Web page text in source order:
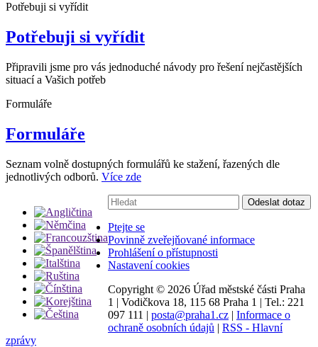
Potřebuji si vyřídit
Potřebuji si vyřídit
Připravili jsme pro vás jednoduché návody pro řešení nejčastějších
situací a Vašich potřeb
Formuláře
Formuláře
Seznam volně dostupných formulářů ke stažení, řazených dle
jednotlivých odborů. Více zde
Vyhledávání:
Odeslat dotaz
Ptejte se
Povinně zveřejňované informace
Prohlášení o přístupnosti
Nastavení cookies
Copyright © 2026 Úřad městské části Praha
1 | Vodičkova 18, 115 68 Praha 1 | Tel.: 221
097 111 | posta@praha1.cz | Informace o
ochraně osobních údajů | RSS - Hlavní
zprávy